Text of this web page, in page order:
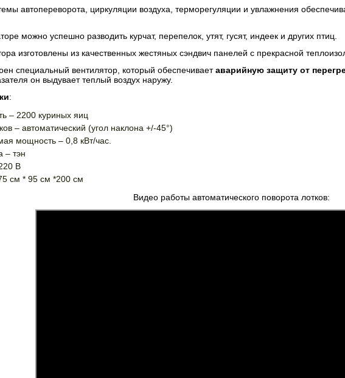
автопереворота, циркуляции воздуха, терморегуляции и увлажнения
можно успешно разводить курчат, перепелок, утят, гусят, индеек и других птиц.
изготовлены из качественных жестяных сэндвич панелей с прекрасной
специальный вентилятор, который обеспечиваетаварийную защиту от
он выдувает теплый воздух наружу.
:
– 2200 куриных яиц
– автоматический (угол наклона +/-45°)
мощность – 0,8 кВт/час.
– тэн
В
см * 95 см *200 см
Видео работы автоматического поворота лотков: